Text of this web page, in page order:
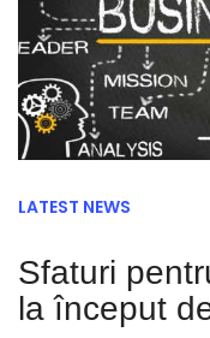
LATEST NEWS
Sfaturi
la început